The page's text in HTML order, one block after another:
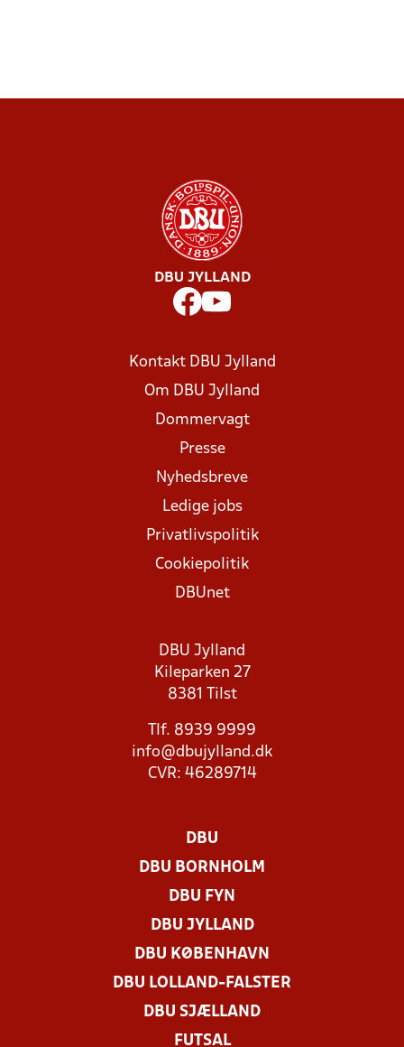
DBU JYLLAND
Kontakt DBU Jylland
Om DBU Jylland
Dommervagt
Presse
Nyhedsbreve
Ledige jobs
Privatlivspolitik
Cookiepolitik
DBUnet
DBU Jylland
Kileparken 27
8381 Tilst
Tlf. 8939 9999
info@dbujylland.dk
CVR: 46289714
DBU
DBU BORNHOLM
DBU FYN
DBU JYLLAND
DBU KØBENHAVN
DBU LOLLAND-FALSTER
DBU SJÆLLAND
FUTSAL